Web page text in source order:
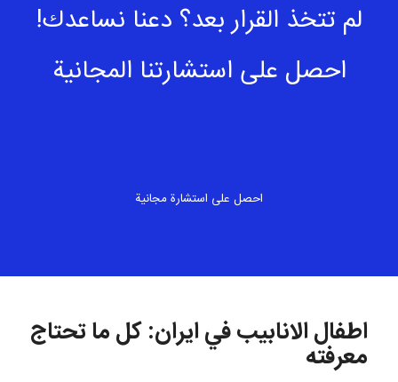
لم تتخذ القرار بعد؟ دعنا نساعدك!
احصل على استشارتنا المجانية
احصل على استشارة مجانية
اطفال الانابيب في ايران: كل ما تحتاج
معرفته